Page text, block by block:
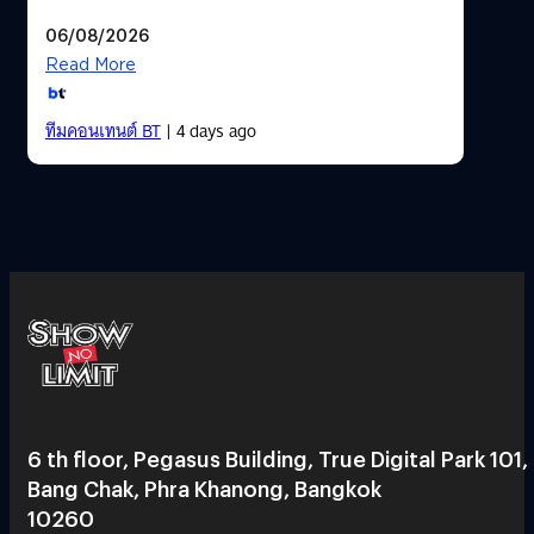
06/08/2026
Read More
ทีมคอนเทนต์ BT| 4 days ago
6 th floor, Pegasus Building, True Digital Park 101,
Bang Chak, Phra Khanong, Bangkok
10260